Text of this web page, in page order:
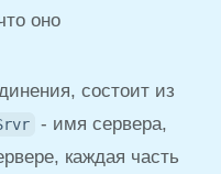
оно
состоит из
- имя сервера,
каждая часть